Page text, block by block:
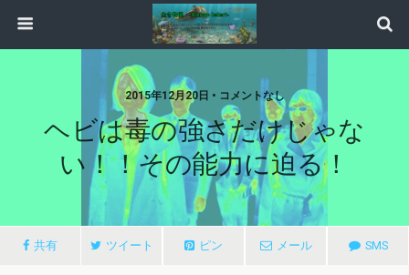
2015年12月20日 • コメントなし
ヘビは毒の強さだけじゃな
い！！その能力に迫る！
共有 ツイート ピン メール SMS